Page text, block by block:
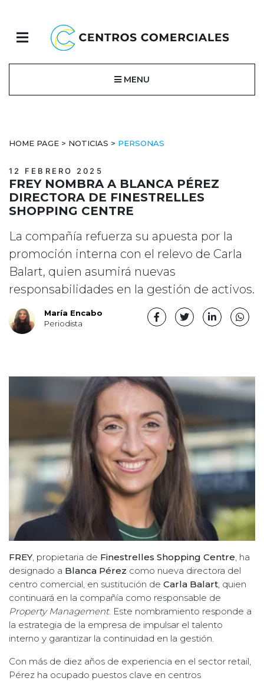
MENU
HOME PAGE > NOTICIAS > PERSONAS
12 FEBRERO 2025
FREY NOMBRA A BLANCA PÉREZ
DIRECTORA DE FINESTRELLES
SHOPPING CENTRE
La compañía refuerza su apuesta por la
promoción interna con el relevo de Carla
Balart, quien asumirá nuevas
responsabilidades en la gestión de activos.
María Encabo
Periodista
FREY , propietaria de Finestrelles Shopping Centre , ha
designado a Blanca Pérez como nueva directora del
centro comercial, en sustitución de Carla Balart , quien
continuará en la compañía como responsable de
Property Management. Este nombramiento responde a
la estrategia de la empresa de impulsar el talento
interno y garantizar la continuidad en la gestión.
Con más de diez años de experiencia en el sector retail,
Pérez ha ocupado puestos clave en centros